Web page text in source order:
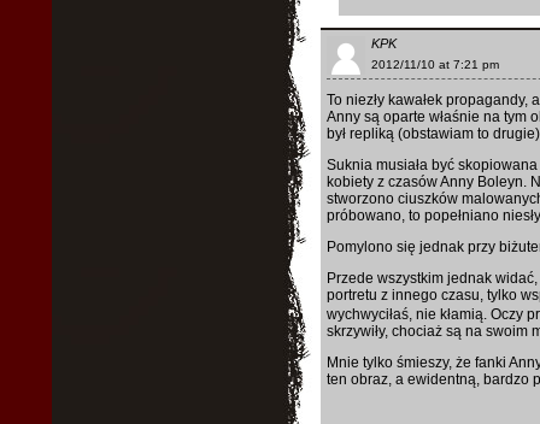
KPK
2012/11/10 at 7:21 pm
To niezły kawałek propagandy,
Anny są oparte właśnie na tym
był repliką (obstawiam to
Suknia musiała być
kobiety z czasów Anny Boleyn.
stworzono ciuszków
próbowano, to popełniano
Pomylono się jednak przy
Przede wszystkim jednak
portretu z innego czasu, tylko
wychwyciłaś, nie kłamią. Oczy
skrzywiły, chociaż są na swoim
Mnie tylko śmieszy, że fanki
ten obraz, a ewidentną, bardzo